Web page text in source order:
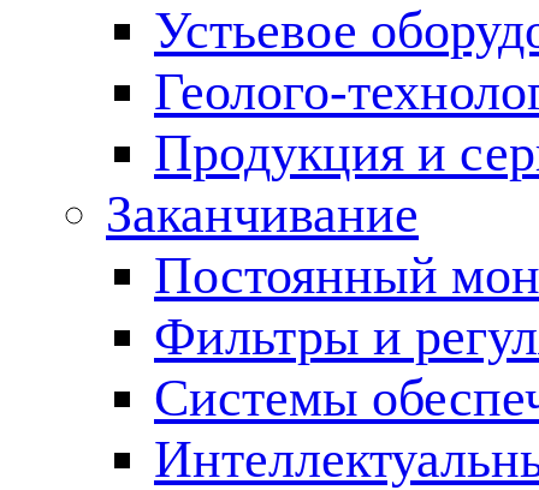
Устьевое
Геолого-
Продукция и
Заканчивание
Постоянный
Фильтры и
Cистемы